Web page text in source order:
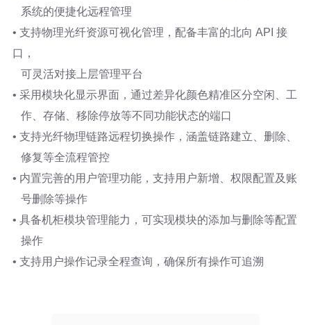
系统的便捷化远程管理
• 支持物理光纤资源可视化管理，配备丰富的北向 API 接
口，
可灵活对接上层管理平台
• 采用模块化显示界面，通过差异化颜色精准区分空闲、工
作、存储、移除停放等不同功能状态的端口
• 支持光纤物理链路远程切换操作，涵盖链路建立、删除、
修复等全流程管控
• 内置完善的用户管理功能，支持用户新增、权限配置及账
号删除等操作
• 具备机柜模块管理能力，可实现模块的添加与删除等配置
操作
• 支持用户操作记录全程查询，确保所有操作可追溯